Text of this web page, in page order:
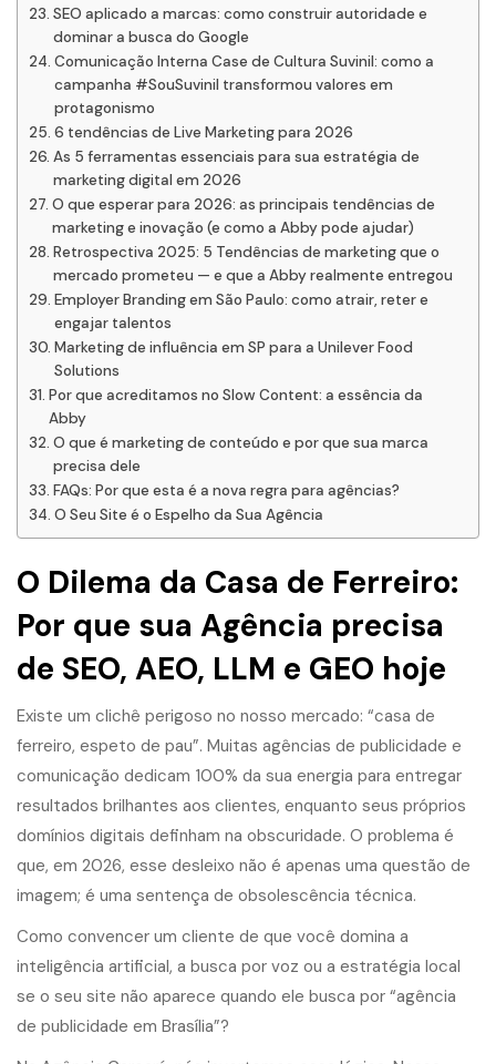
SEO aplicado a marcas: como construir autoridade e
dominar a busca do Google
Comunicação Interna Case de Cultura Suvinil: como a
campanha #SouSuvinil transformou valores em
protagonismo
6 tendências de Live Marketing para 2026
As 5 ferramentas essenciais para sua estratégia de
marketing digital em 2026
O que esperar para 2026: as principais tendências de
marketing e inovação (e como a Abby pode ajudar)
Retrospectiva 2025: 5 Tendências de marketing que o
mercado prometeu — e que a Abby realmente entregou
Employer Branding em São Paulo: como atrair, reter e
engajar talentos
Marketing de influência em SP para a Unilever Food
Solutions
Por que acreditamos no Slow Content: a essência da
Abby
O que é marketing de conteúdo e por que sua marca
precisa dele
FAQs: Por que esta é a nova regra para agências?
O Seu Site é o Espelho da Sua Agência
O Dilema da Casa de Ferreiro:
Por que sua Agência precisa
de SEO, AEO, LLM e GEO hoje
Existe um clichê perigoso no nosso mercado: “casa de
ferreiro, espeto de pau”. Muitas agências de publicidade e
comunicação dedicam 100% da sua energia para entregar
resultados brilhantes aos clientes, enquanto seus próprios
domínios digitais definham na obscuridade. O problema é
que, em 2026, esse desleixo não é apenas uma questão de
imagem; é uma sentença de obsolescência técnica.
Como convencer um cliente de que você domina a
inteligência artificial, a busca por voz ou a estratégia local
se o seu site não aparece quando ele busca por “agência
de publicidade em Brasília”?